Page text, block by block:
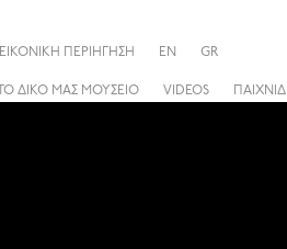
ΤΟ ΔΙΚΟ ΜΑΣ ΜΟΥΣΕΙΟ VIDEOS ΠΑΙΧΝΙΔΙ
ΕΙΚΟΝΙΚΗ ΠΕΡΙΗΓΗΣΗ EN GR